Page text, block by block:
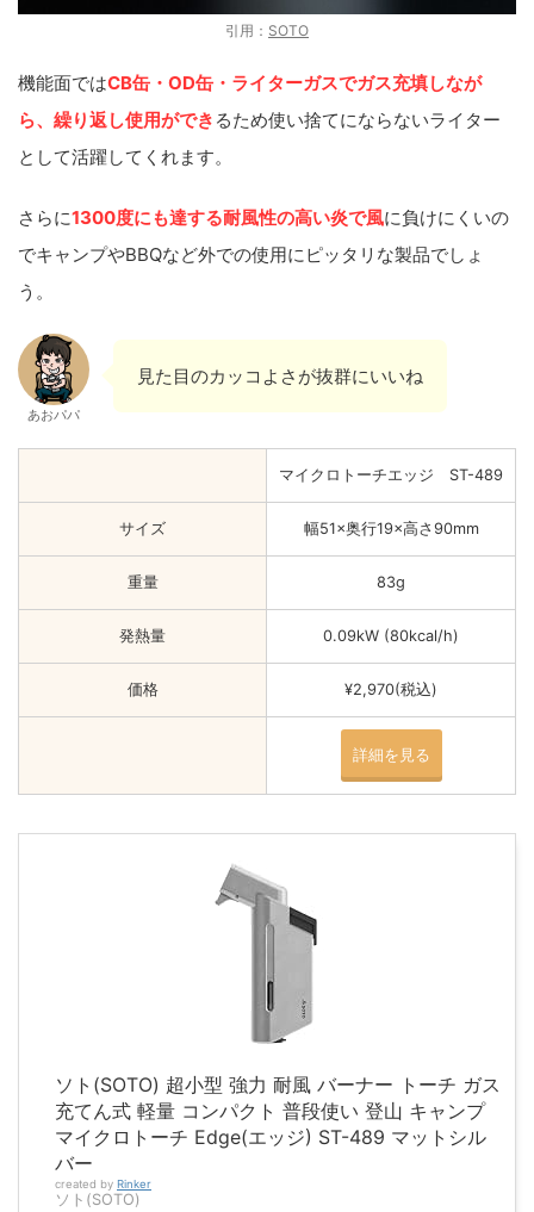
引用： SOTO
機能面ではCB缶・OD缶・ライターガスでガス充填しなが
ら、繰り返し使用ができ るため使い捨てにならないライター
として活躍してくれます。
さらに1300度にも達する耐風性の高い炎で風に負けにくいの
でキャンプやBBQなど外での使用にピッタリな製品でしょ
う。
あおパパ
見た目のカッコよさが抜群にいいね
マイクロトーチエッジ ST-489
サイズ 幅51×奥行19×高さ90mm
重量 83g
発熱量 0.09kW (80kcal/h)
価格 ¥2,970(税込)
詳細を見る
ソト(SOTO) 超小型 強力 耐風 バーナー トーチ ガス
充てん式 軽量 コンパクト 普段使い 登山 キャンプ
マイクロトーチ Edge(エッジ) ST-489 マットシル
バー
created by Rinker
ソト(SOTO)